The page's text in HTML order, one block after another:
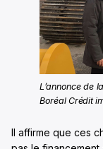
L’annonce de
BoréalCrédit
Il affirme que ces